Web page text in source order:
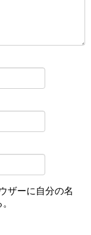
ザーに自分の名